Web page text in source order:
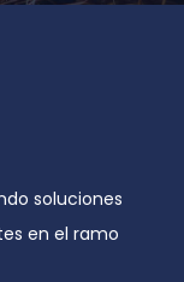
soluciones
en el ramo